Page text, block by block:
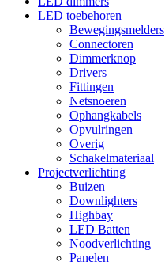
LED toebehoren
Bewegingsmelders
Connectoren
Dimmerknop
Drivers
Fittingen
Netsnoeren
Ophangkabels
Opvulringen
Overig
Schakelmateriaal
Projectverlichting
Buizen
Downlighters
Highbay
LED Batten
Noodverlichting
Panelen